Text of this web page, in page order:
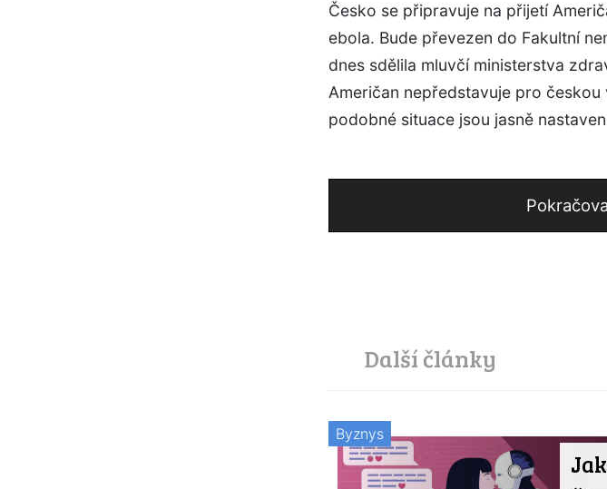
Česko se připravuje na přijetí
ebola. Bude převezen do Fakultní
dnes sdělila mluvčí ministerstva
Američan nepředstavuje pro
podobné situace jsou jasně
Další články
Byznys